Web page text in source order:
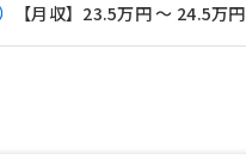
【月収】23.5万円 ～ 24.5万円